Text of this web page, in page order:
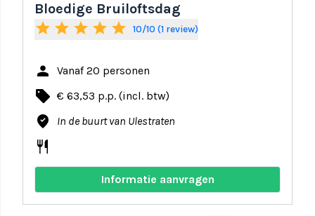
Bloedige Bruiloftsdag
star star star star star 10/10 (1 review)
person Vanaf 20 personen
local_offer € 63,53 p.p. (incl. btw)
where_to_vote In de buurt van Ulestraten
restaurant
Informatie aanvragen